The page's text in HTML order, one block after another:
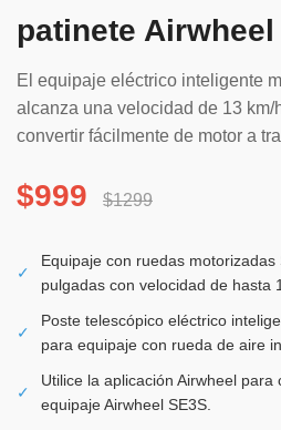
patinete Airwheel
El equipaje eléctrico inteligente
alcanza una velocidad de 13
convertir fácilmente de motor a
$999 $1299
✓
Equipaje con ruedas
pulgadas con velocidad de hasta
✓
Poste telescópico eléctrico
para equipaje con rueda de aire
✓
Utilice la aplicación Airwheel
equipaje Airwheel SE3S.